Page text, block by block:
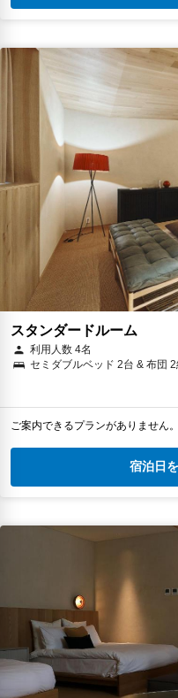
スタンダードルーム
利用人数 4名
セミダブルベッド 2台 & 布団 2
ご案内できるプランがありません
宿泊日